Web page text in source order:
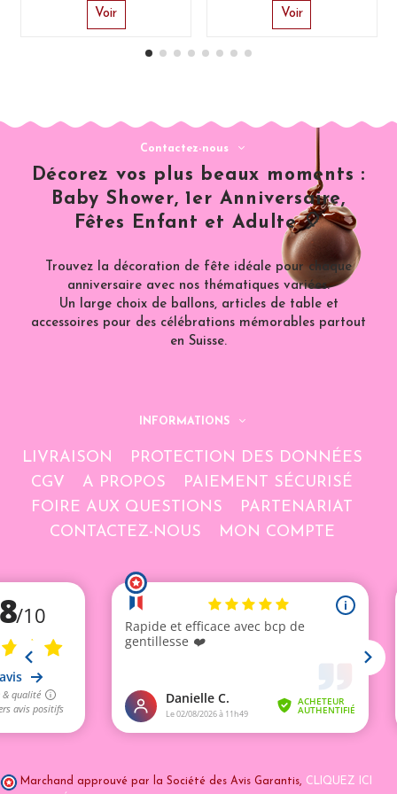
Voir Voir
Contactez-nous
Décorez vos plus beaux moments :
Baby Shower, 1er Anniversaire,
Fêtes Enfant et Adulte 🎈
Trouvez la décoration de fête idéale pour chaque
anniversaire avec nos thématiques variées.
Un large choix de ballons, articles de table et
accessoires pour des célébrations mémorables partout
en Suisse.
INFORMATIONS
LIVRAISON
PROTECTION DES DONNÉES
CGV
A PROPOS
PAIEMENT SÉCURISÉ
FOIRE AUX QUESTIONS
PARTENARIAT
CONTACTEZ-NOUS
MON COMPTE
Marchand approuvé par la Société des Avis Garantis, CLIQUEZ ICI